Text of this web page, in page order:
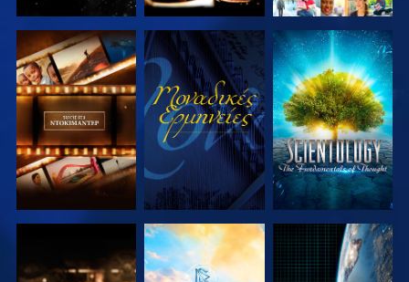
ΕΞΕΡΕΥΝΗΣΤΕ
ΤΗ ΣΕΙΡΑ
ΠΑΡΑΚΟΛΟΥΘΗΣΤΕ
ΕΞΕΡΕΥΝΗΣΤΕ
ΤΗ ΣΕΙΡΑ
ΕΞΕΡΕΥΝΗΣΤΕ
ΕΞΕΡΕΥΝΗΣΤΕ
ΠΑΡΑΚΟΛΟΥΘΗΣΤΕ